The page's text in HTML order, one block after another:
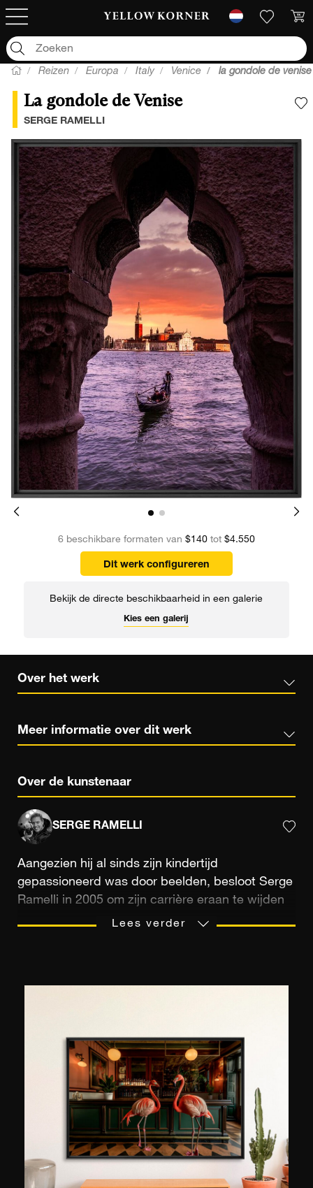
Reizen Europa Italy Venice la gondole de venise
La gondole de Venise
SERGE RAMELLI
6 beschikbare formaten van $140 tot $4.550
Dit werk configureren
Bekijk de directe beschikbaarheid in een galerie
Kies een galerij
Over het werk
Meer informatie over dit werk
Over de kunstenaar
SERGE RAMELLI
Aangezien hij al sinds zijn kindertijd
gepassioneerd was door beelden, besloot Serge
Ramelli in 2005 om zijn carrière eraan te wijden
als professioneel fotograaf en filmproducent. Zijn
professionals om verschillende onderdelen van
fotografie, zoals o.a. compositie, materialen en
retoucheren, onder de knie te krijgen.
Lees verder